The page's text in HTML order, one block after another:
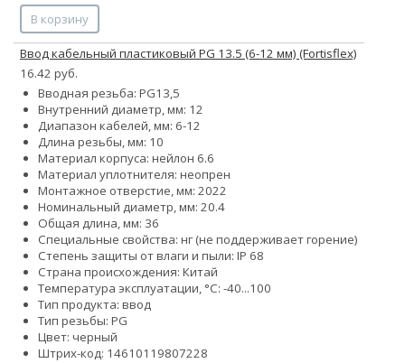
В корзину
Ввод кабельный пластиковый PG 13.5 (6-12 мм) (Fortisflex)
16.42 руб.
Вводная резьба: PG13,5
Внутренний диаметр, мм: 12
Диапазон кабелей, мм: 6-12
Длина резьбы, мм: 10
Материал корпуса: нейлон 6.6
Материал уплотнителя: неопрен
Монтажное отверстие, мм: 2022
Номинальный диаметр, мм: 20.4
Общая длина, мм: 36
Специальные свойства: нг (не поддерживает горение)
Степень защиты от влаги и пыли: IP 68
Страна происхождения: Китай
Температура эксплуатации, °С: -40...100
Тип продукта: ввод
Тип резьбы: PG
Цвет: черный
Штрих-код: 14610119807228